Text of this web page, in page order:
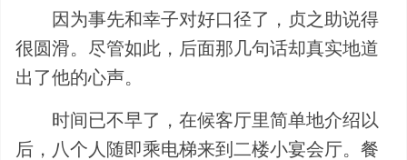
因为事先和幸子对好口径了，贞之助说得
很圆滑。尽管如此，后面那几句话却真实地道
出了他的心声。
时间已不早了，在候客厅里简单地介绍以
后，八个人随即乘电梯来到二楼小宴会厅。餐